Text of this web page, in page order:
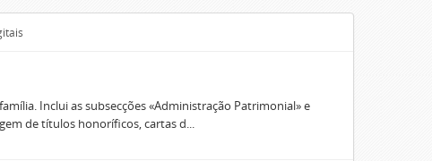
Inclui as subsecções «Administração Patrimonial» e
de títulos honoríficos, cartas d...